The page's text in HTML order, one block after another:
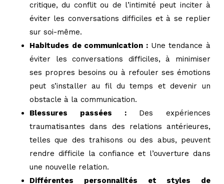
critique, du conflit ou de l’intimité peut inciter à
éviter les conversations difficiles et à se replier
sur soi-même.
Habitudes de communication : Une tendance à
éviter les conversations difficiles, à minimiser
ses propres besoins ou à refouler ses émotions
peut s’installer au fil du temps et devenir un
obstacle à la communication.
Blessures passées : Des expériences
traumatisantes dans des relations antérieures,
telles que des trahisons ou des abus, peuvent
rendre difficile la confiance et l’ouverture dans
une nouvelle relation.
Différentes personnalités et styles de